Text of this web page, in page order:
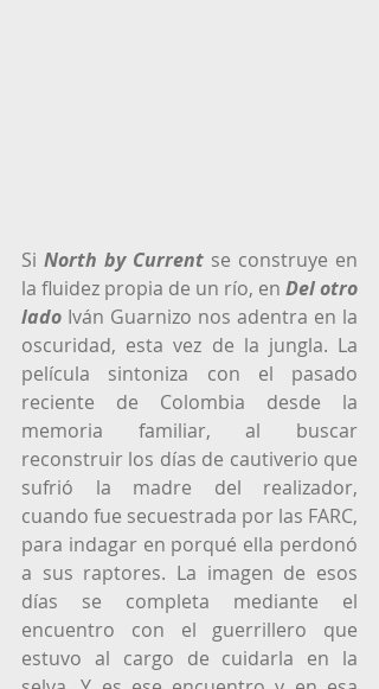
Si North by Current se construye en
la fluidez propia de un río, en Del otro
lado Iván Guarnizo nos adentra en la
oscuridad, esta vez de la jungla. La
película sintoniza con el pasado
reciente de Colombia desde la
memoria familiar, al buscar
reconstruir los días de cautiverio que
sufrió la madre del realizador,
cuando fue secuestrada por las FARC,
para indagar en porqué ella perdonó
a sus raptores. La imagen de esos
días se completa mediante el
encuentro con el guerrillero que
estuvo al cargo de cuidarla en la